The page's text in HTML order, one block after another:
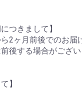
つきまして】
2ヶ月前後でのお届
後する場合がござ
】